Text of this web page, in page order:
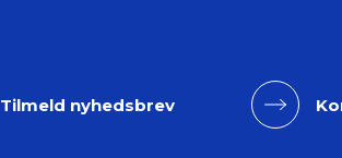
Tilmeld nyhedsbrev